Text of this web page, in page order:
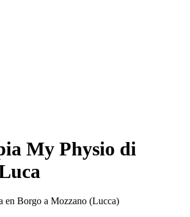
My Physio di
en Borgo a Mozzano (Lucca)